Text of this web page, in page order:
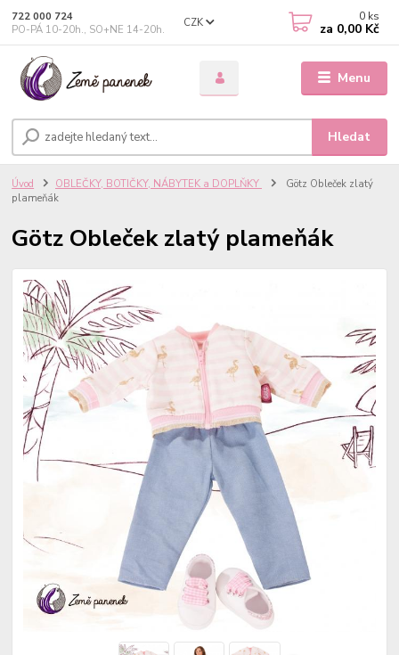
Menu
CZK
Hledat
722 000 724
PO-PÁ 10-20h., SO+NE 14-20h.
0 ks
za 0,00 Kč
Úvod OBLEČKY, BOTIČKY, NÁBYTEK a DOPLŇKY
Götz Obleček zlatý
plameňák
Götz Obleček zlatý plameňák